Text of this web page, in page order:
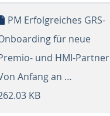
PM Erfolgreiches GRS-
für neue
und HMI-Partner
Anfang an …
KB